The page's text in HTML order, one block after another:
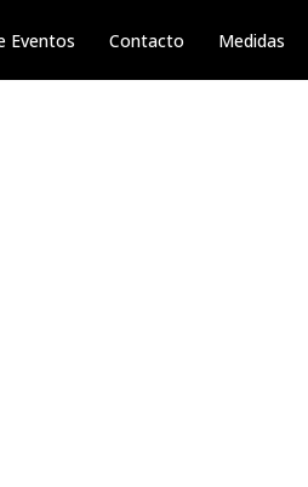
Eventos Contacto Medidas